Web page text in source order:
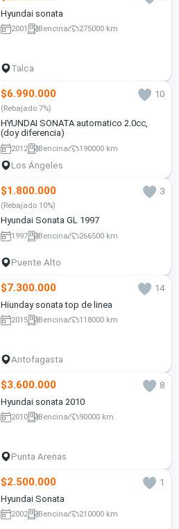
Hyundai sonata
2001 Bencina 275000 km
Talca
$6.990.000 10
(Rebajado 7%)
HYUNDAI SONATA automatico 2.0cc,
(doy diferencia)
2012 Bencina 190000 km
Los Ángeles
$1.800.000 3
(Rebajado 10%)
Hyundai Sonata GL 1997
1997 Bencina 266500 km
Puente Alto
$7.300.000
14
Hiunday sonata top de linea
2015 Bencina 118000 km
Antofagasta
$3.600.000
8
Hyundai sonata 2010
2010 Bencina 90000 km
Punta Arenas
$2.500.000
1
Hyundai Sonata
2002 Bencina 210000 km